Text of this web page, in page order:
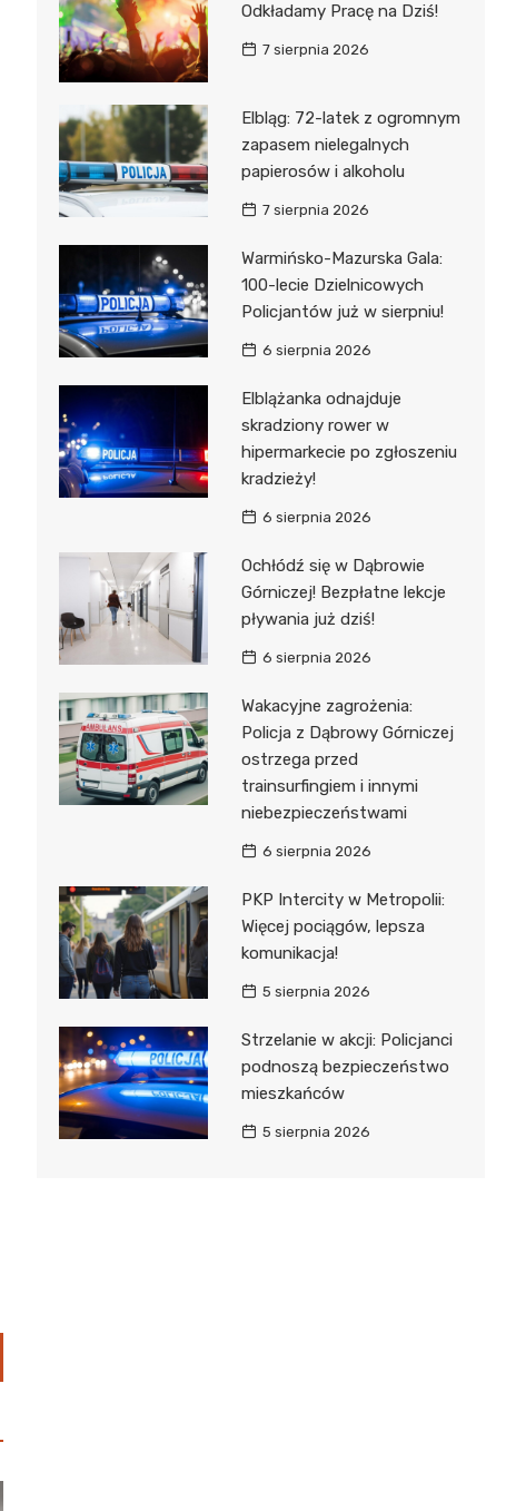
Odkładamy Pracę na Dziś!
7 sierpnia 2026
Elbląg: 72-latek z ogromnym
zapasem nielegalnych
papierosów i alkoholu
7 sierpnia 2026
Warmińsko-Mazurska Gala:
100-lecie Dzielnicowych
Policjantów już w sierpniu!
6 sierpnia 2026
Elblążanka odnajduje
skradziony rower w
hipermarkecie po zgłoszeniu
kradzieży!
6 sierpnia 2026
Ochłódź się w Dąbrowie
Górniczej! Bezpłatne lekcje
pływania już dziś!
6 sierpnia 2026
Wakacyjne zagrożenia:
Policja z Dąbrowy Górniczej
ostrzega przed
trainsurfingiem i innymi
niebezpieczeństwami
6 sierpnia 2026
PKP Intercity w Metropolii:
Więcej pociągów, lepsza
komunikacja!
5 sierpnia 2026
Strzelanie w akcji: Policjanci
podnoszą bezpieczeństwo
mieszkańców
5 sierpnia 2026